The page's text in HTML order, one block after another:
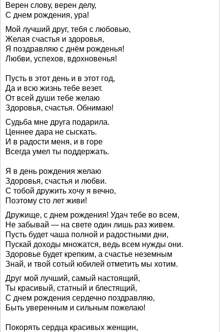
Верен слову, верен делу,
С днем рождения, ура!
Мой лучший друг, тебя с любовью,
Желая счастья и здоровья,
Я поздравляю с днём рожденья!
Любви, успехов, вдохновенья!
Пусть в этот день и в этот год,
Да и всю жизнь тебе везет.
От всей души тебе желаю
Здоровья, счастья. Обнимаю!
Судьба мне друга подарила.
Ценнее дара не сыскать.
И в радости меня, и в горе
Всегда умел ты поддержать.
Я в день рождения желаю
Здоровья, счастья и любви.
С тобой дружить хочу я вечно,
Поэтому сто лет живи!
Дружище, с днем рождения! Удач тебе во всем,
Не забывай — на свете один лишь раз живем.
Пусть будет чаша полной и радостными дни,
Пускай доходы множатся, ведь всем нужды они.
Здоровье будет крепким, а счастье неземным
Знай, и твой сотый юбилей отметить мы хотим.
Друг мой лучший, самый настоящий,
Ты красивый, статный и блестящий,
С днем рождения сердечно поздравляю,
Быть уверенным и сильным пожелаю!
Покорять сердца красивых женщин,